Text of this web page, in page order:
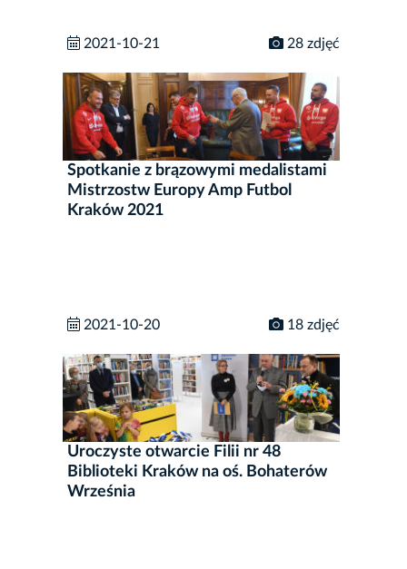
2021-10-21 28 zdjęć
Spotkanie z brązowymi medalistami
Mistrzostw Europy Amp Futbol
Kraków 2021
2021-10-20 18 zdjęć
Uroczyste otwarcie Filii nr 48
Biblioteki Kraków na oś. Bohaterów
Września